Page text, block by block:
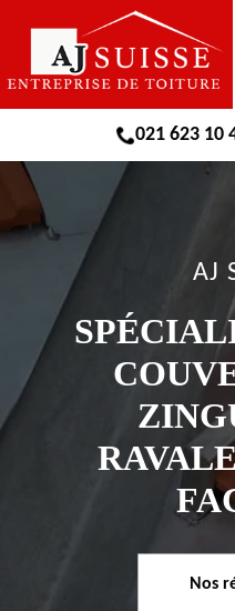
021 623 10
AJ
Nos